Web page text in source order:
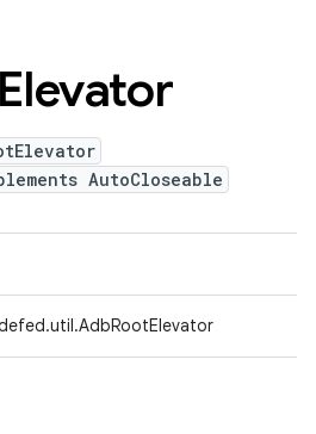
Elevator
AutoCloseable